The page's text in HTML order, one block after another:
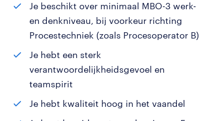
Je beschikt over minimaal MBO-3 werk-
en denkniveau, bij voorkeur richting
Procestechniek (zoals Procesoperator B)
Je hebt een sterk
verantwoordelijkheidsgevoel en
teamspirit
Je hebt kwaliteit hoog in het vaandel